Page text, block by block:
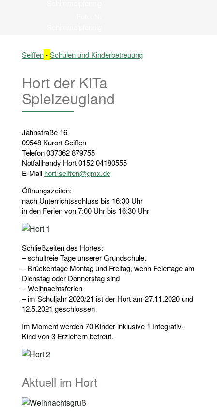
Seiffen-Schulen und Kinder­betreuung
Hort der KiTa
Spielzeugland
Jahnstraße 16
09548 Kurort Seiffen
Telefon 037362 879755
Notfallhandy Hort 0152 04180555
E-Mail hort-seiffen@gmx.de
Öffnungszeiten:
nach Unterrichtsschluss bis 16:30 Uhr
in den Ferien von 7:00 Uhr bis 16:30 Uhr
Schließzeiten des Hortes:
– schulfreie Tage unserer Grundschule.
– Brückentage Montag und Freitag, wenn Feiertage am
Dienstag oder Donnerstag sind
– Weihnachtsferien
– im Schuljahr 2020/21 ist der Hort am 27.11.2020 und
12.5.2021 geschlossen
Im Moment werden 70 Kinder inklusive 1 Integrativ-
Kind von 3 Erziehern betreut.
Aktuell im Hort